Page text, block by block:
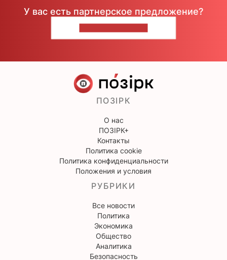
У вас есть партнерское предложение?
ПОЗІРК
О нас
ПОЗІРК+
Контакты
Политика cookie
Политика конфиденциальности
Положения и условия
РУБРИКИ
Все новости
Политика
Экономика
Общество
Аналитика
Безопасность